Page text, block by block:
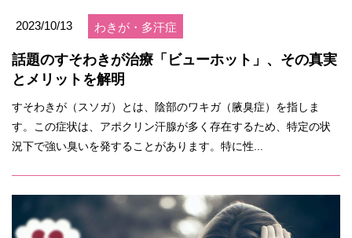
2023/10/13 わきが・多汗症
話題のすそわきが治療「ビューホット」、その真実
とメリットを解明
すそわきが（スソガ）とは、陰部のワキガ（腋臭症）を指しま
す。この症状は、アポクリン汗腺が多く存在するため、特定の状
況下で強い臭いを発することがあります。特に性...